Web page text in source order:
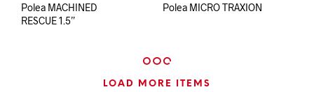
Polea MACHINED
RESCUE 1.5”
Polea MICRO TRAXION
LOAD MORE ITEMS